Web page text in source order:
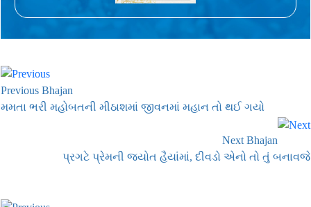
Previous Bhajan
મમતા ભરી મહોબતની મીઠાશમાં જીવનમાં મહાન તો થઈ ગયો
Next Bhajan
પ્રગટે પ્રેમની જ્યોત હૈયાંમાં, દીવડો એનો તો તું બનાવજે